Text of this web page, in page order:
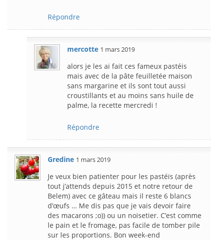
Répondre
mercotte 1 mars 2019
alors je les ai fait ces fameux pastéis
mais avec de la pâte feuilletée maison
sans margarine et ils sont tout aussi
croustillants et au moins sans huile de
palme, la recette mercredi !
Répondre
Gredine 1 mars 2019
Je veux bien patienter pour les pastéïs (après
tout j’attends depuis 2015 et notre retour de
Belem) avec ce gâteau mais il reste 6 blancs
d’œufs … Me dis pas que je vais devoir faire
des macarons ;o)) ou un noisetier. C’est comme
le pain et le fromage, pas facile de tomber pile
sur les proportions. Bon week-end